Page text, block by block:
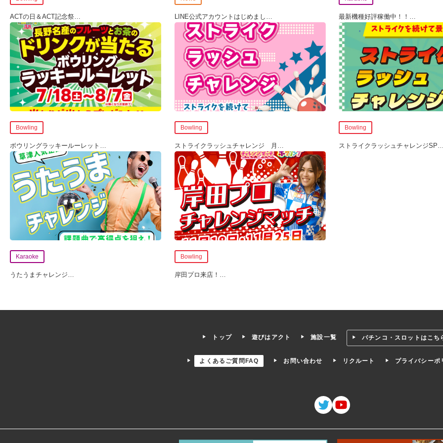
ACTの日＆ACT記念祭… LINE公式アカウントはじめまし … 最新機種好評稼働中！！ …
Bowling
ボウリングラッキールーレット …
Bowling
ストライクラッシュチャレンジ 月 …
Bowling
ストライクラッシュチャレンジSP
Karaoke
うたうまチャレンジ…
Bowling
岸田プロ来店！ …
トップ 遊びはアクト 施設一覧 パチンコ・スロットはこち
よくあるご質問FAQ お問い合わせ リクルート プライバシーポ